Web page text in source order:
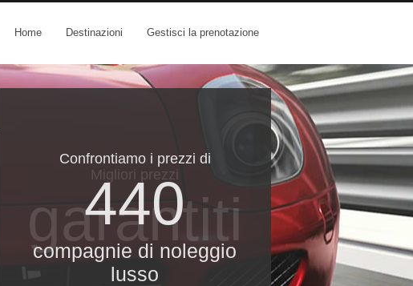
Home Destinazioni Gestisci la prenotazione
Confrontiamo i prezzi di
440
compagnie di noleggio
lusso
Migliori prezzi
garantiti